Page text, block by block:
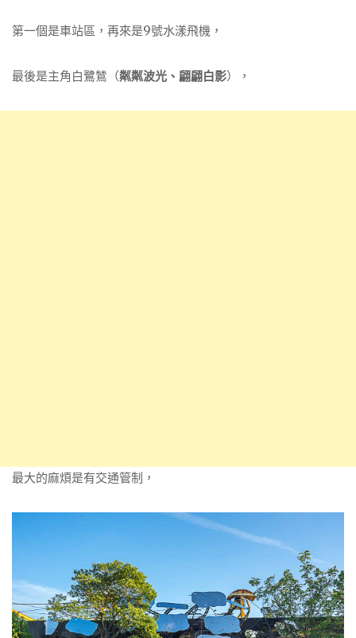
第一個是車站區，再來是9號水漾飛機，
最後是主角白鷺鷥（粼粼波光、翩翩白影），
最大的麻煩是有交通管制，